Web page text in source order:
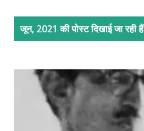
जून, 2021 की पोस्ट दिखाई जा रही हैं